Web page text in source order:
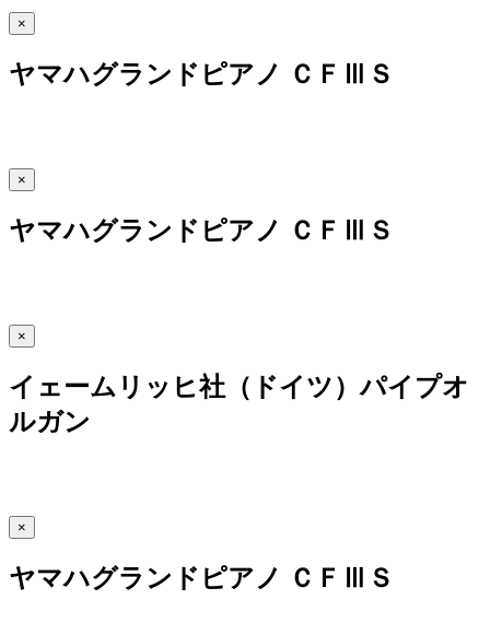
×
ヤマハグランドピアノ ＣＦⅢＳ
×
ヤマハグランドピアノ ＣＦⅢＳ
×
イェームリッヒ社（ドイツ）パイプオ
ルガン
×
ヤマハグランドピアノ ＣＦⅢＳ